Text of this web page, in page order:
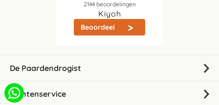
2144beoordelingen
Kiyoh
Beoordeel
De Paardendrogist
Klantenservice